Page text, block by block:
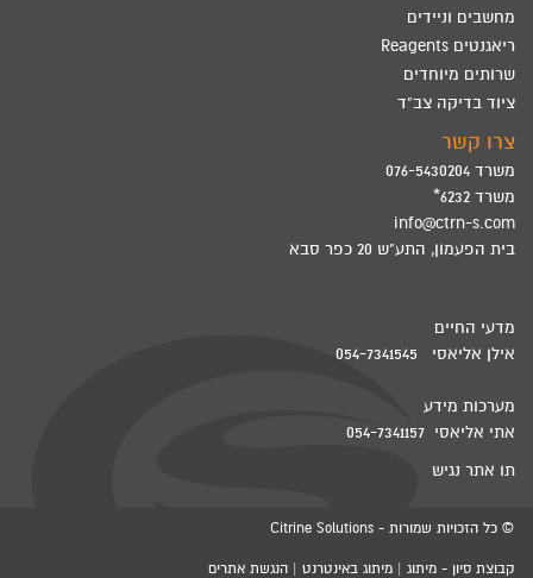
מחשבים וניידים
ריאגנטים Reagents
שרותים מיוחדים
ציוד בדיקה צב"ד
צרו קשר
משרד 076-5430204
משרד 6232*
info@ctrn-s.com
בית הפעמון, התע"ש 20 כפר סבא
מדעי החיים
אילן אליאסי 054-7341545
מערכות מידע
אתי אליאסי 054-7341157
תו אתר נגיש
© כל הזכויות שמורות - Citrine Solutions
קבוצת סיון - מיתוג | מיתוג באינטרנט | הנגשת אתרים